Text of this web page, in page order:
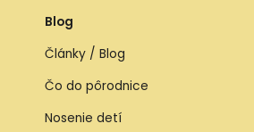
Blog
Články / Blog
Čo do pôrodnice
Nosenie detí